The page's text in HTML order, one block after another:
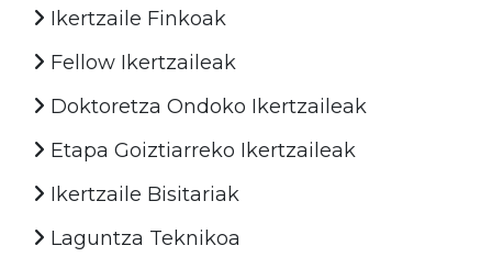
Ikertzaile Finkoak
Fellow Ikertzaileak
Doktoretza Ondoko Ikertzaileak
Etapa Goiztiarreko Ikertzaileak
Ikertzaile Bisitariak
Laguntza Teknikoa